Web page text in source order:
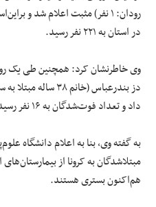
رودان: ۱ نفر) مثبت اعلام شد و
در استان به ۲۲۱ نفر رسید.
وی خاطرنشان کرد: همچنین طی یک روز
دز بندرعباس (خانم
داد و تعداد فوت‌شدگان به ۱۶ نفر رسید.
هم‌اکنون بستری هستند.